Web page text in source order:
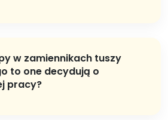
w zamiennikach tuszy
to one decydują o
pracy?